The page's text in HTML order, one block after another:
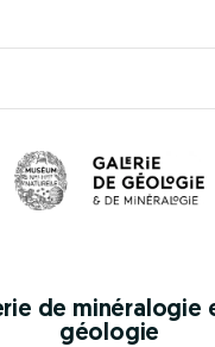
de minéralogie
géologie